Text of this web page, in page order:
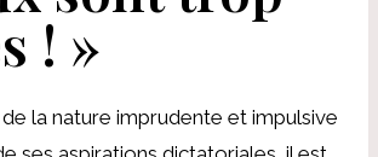
! »
la nature imprudente et impulsive